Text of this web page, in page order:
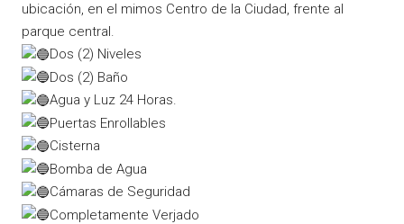
ubicación, en el mimos Centro de la Ciudad, frente al
parque central.
Dos (2) Niveles
Dos (2) Baño
Agua y Luz 24 Horas.
Puertas Enrollables
Cisterna
Bomba de Agua
Cámaras de Seguridad
Completamente Verjado